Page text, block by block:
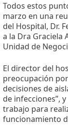
Todos estos
marzo en una
del Hospital, Dr.
a la Dra Graciela
Unidad de
El director del
preocupación
decisiones de
de infecciones”,
trabajo para
funcionamiento